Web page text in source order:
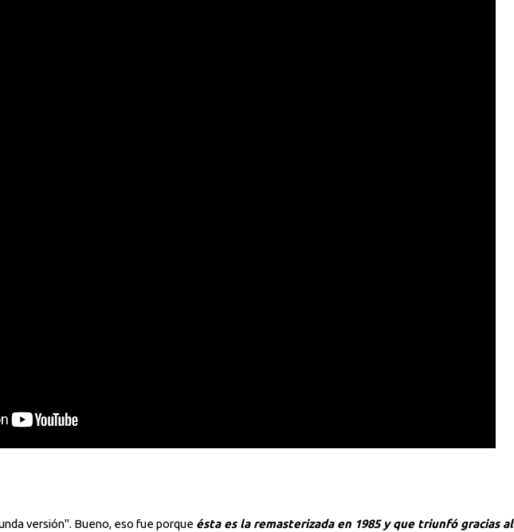
versión". Bueno, eso fue porque ésta es la remasterizada en 1985 y que triunfó gracias al